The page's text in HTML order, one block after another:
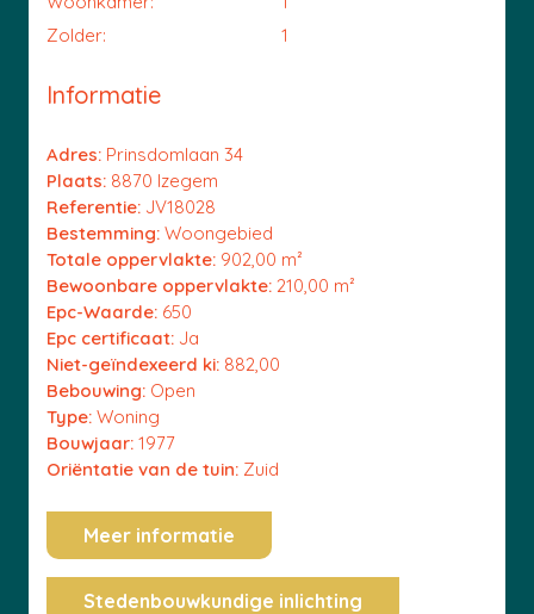
Zolder:
1
Informatie
Adres: Prinsdomlaan 34
Plaats: 8870 Izegem
Referentie: JV18028
Bestemming: Woongebied
Totale oppervlakte: 902,00 m²
Bewoonbare oppervlakte: 210,00 m²
Epc-Waarde: 650
Epc certificaat: Ja
Niet-geïndexeerd ki: 882,00
Bebouwing: Open
Type: Woning
Bouwjaar: 1977
Oriëntatie van de tuin: Zuid
Meer informatie
Stedenbouwkundige inlichting